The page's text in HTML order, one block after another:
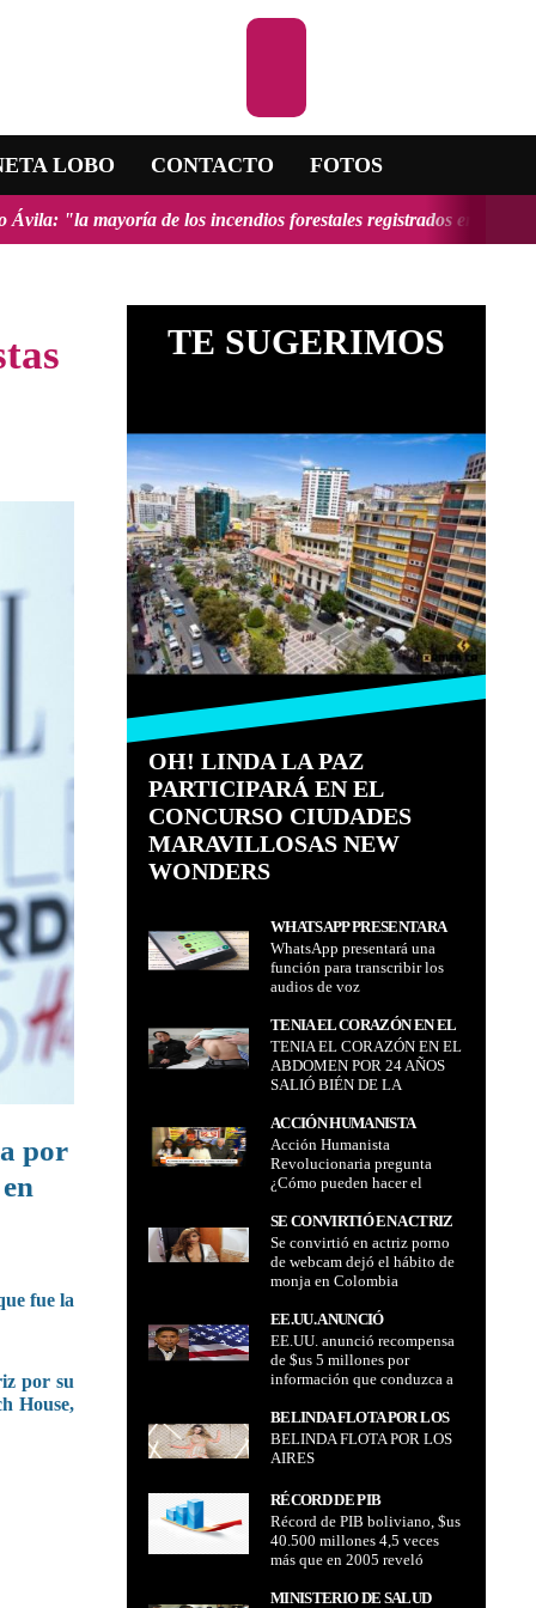
LOBO CONTACTO FOTOS
los incendios forestales registrados en el país fueron
por
fue la
por su
House,
TE SUGERIMOS
OH! LINDA LA PAZ
PARTICIPARÁ EN EL
CONCURSO CIUDADES
MARAVILLOSAS NEW
WONDERS
WHATSAPP PRESENTARÁ
UNA FUNCIÓN PARA
TRANSCRIBIR LOS AUDIOS
DE VOZ
WhatsApp presentará una
función para transcribir los
audios de voz
TENIA EL CORAZÓN EN EL
ABDOMEN POR 24 AÑOS
SALIÓ BIÉN DE LA
OPERACIÓN
TENIA EL CORAZÓN EN EL
ABDOMEN POR 24 AÑOS
SALIÓ BIÉN DE LA
ACCIÓN HUMANISTA
REVOLUCIONARIA
PREGUNTA ¿CÓMO
PUEDEN HACER EL
ANÁLISIS DEL COVID SI NO
HA SIDO AISLADO EN
NINGÚN LABORATORIO
DEL MUNDO?
Acción Humanista
Revolucionaria pregunta
¿Cómo pueden hacer el
sido aislado en ningún
laboratorio del mundo?
SE CONVIRTIÓ EN ACTRIZ
PORNO DE WEBCAM DEJÓ
EL HÁBITO DE MONJA EN
COLOMBIA
Se convirtió en actriz porno
de webcam dejó el hábito de
monja en Colombia
EE.UU. ANUNCIÓ
RECOMPENSA DE $US 5
MILLONES POR
INFORMACIÓN QUE
DE MAXIMILIANO DÁVILA
PÉREZ Y ANDRÓNICO
"NO CORRESPONDE" QUE
DÁVILA SEA EXTRADITADO
EE.UU. anunció recompensa
de $us 5 millones por
información que conduzca a
Dávila Pérez y Andrónico
Rodriguez afirma que "no
corresponde" que Dávila sea
BELINDA FLOTA POR LOS
AIRES
BELINDA FLOTA POR LOS
AIRES
RÉCORD DE PIB
BOLIVIANO, $US 40.500
MILLONES 4,5 VECES MÁS
QUE EN 2005 REVELÓ
Récord de PIB boliviano, $us
40.500 millones 4,5 veces
más que en 2005 reveló
MINISTERIO DE SALUD